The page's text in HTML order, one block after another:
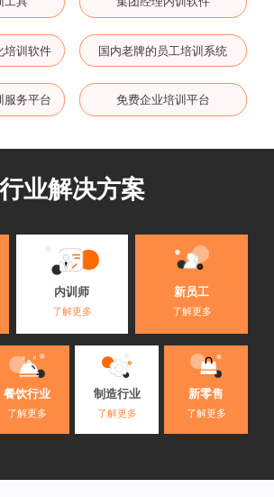
培训软件 国内老牌的员工培训系统
服务平台 免费企业培训平台
行业解决方案
内训师
了解更多
新员工
了解更多
餐饮行业
了解更多
制造行业
了解更多
新零售
了解更多